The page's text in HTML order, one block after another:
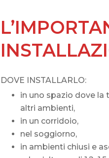
DOVE INSTALLARLO:
in uno spazio dove la
altri ambienti,
in un corridoio,
nel soggiorno,
in ambienti chiusi e